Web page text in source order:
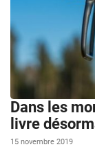
Dans les
livre
15 novembre 2019